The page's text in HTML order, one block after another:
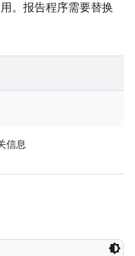
。报告程序需要替换
信息